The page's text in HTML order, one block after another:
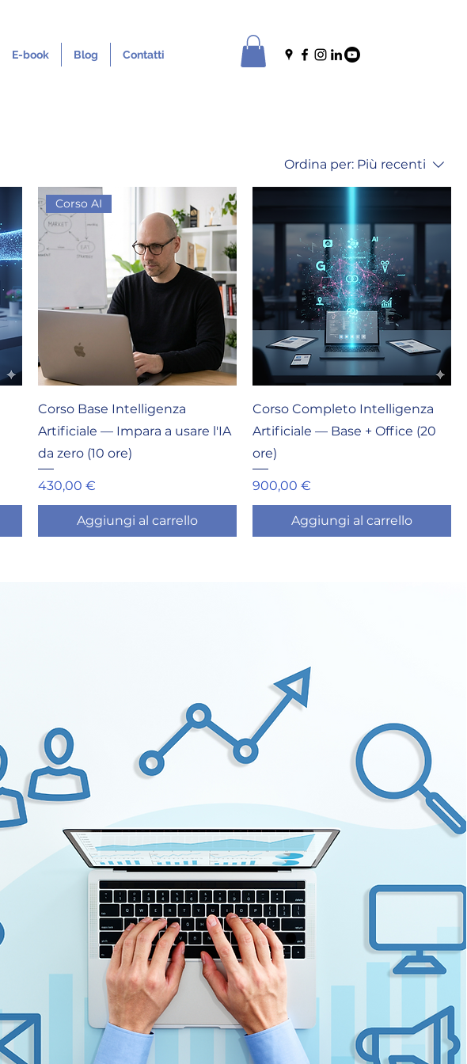
E-book Blog Contatti
Ordina per: Più recenti
Corso AI
Corso Base Intelligenza
Artificiale — Impara a usare l'IA
da zero (10 ore)
Prezzo
430,00 €
Aggiungi al carrello
Corso Completo Intelligenza
Artificiale — Base + Office (20
ore)
Prezzo
900,00 €
Aggiungi al carrello